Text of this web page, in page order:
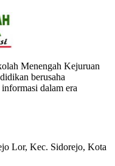
Menengah Kejuruan
berusaha
dalam era
Lor, Kec. Sidorejo, Kota